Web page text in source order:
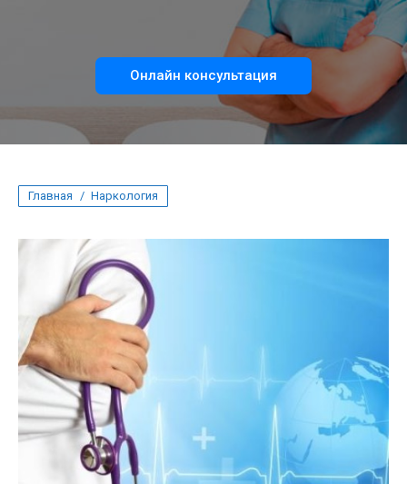
Онлайн консультация
Вы здесь:
Главная Наркология